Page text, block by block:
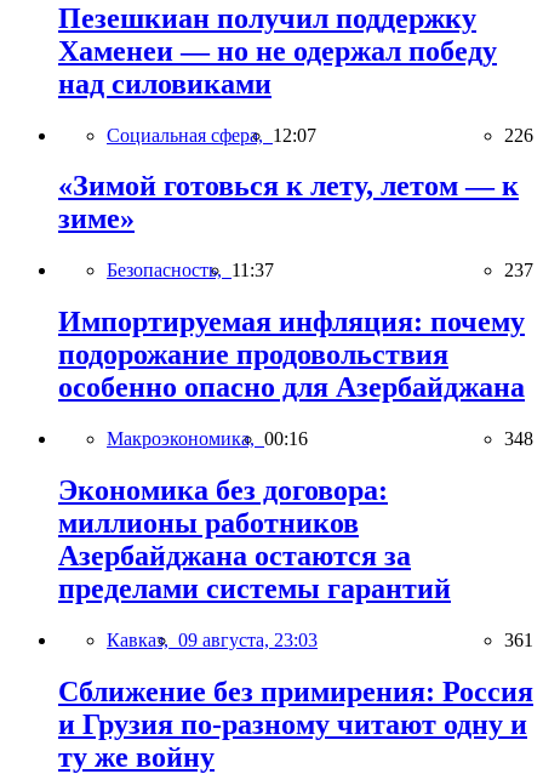
Пезешкиан получил поддержку
Хаменеи — но не одержал победу
над силовиками
Социальная сфера, 12:07 226
«Зимой готовься к лету, летом — к
зиме»
Безопасность, 11:37 237
Импортируемая инфляция: почему
подорожание продовольствия
особенно опасно для Азербайджана
Макроэкономика, 00:16 348
Экономика без договора:
миллионы работников
Азербайджана остаются за
пределами системы гарантий
Кавказ, 09 августа, 23:03 361
Сближение без примирения: Россия
и Грузия по-разному читают одну и
ту же войну